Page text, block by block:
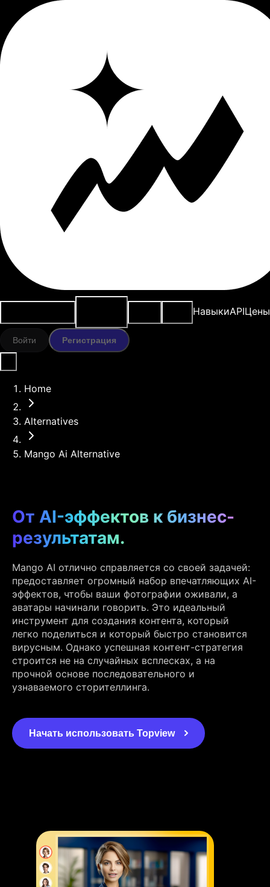
НавыкиAPIЦены
Войти Регистрация
Home
Alternatives
Mango Ai Alternative
От AI-эффектов к бизнес-
результатам.
Mango AI отлично справляется со своей задачей:
предоставляет огромный набор впечатляющих AI-
эффектов, чтобы ваши фотографии оживали, а
аватары начинали говорить. Это идеальный
инструмент для создания контента, который
легко поделиться и который быстро становится
вирусным. Однако успешная контент-стратегия
строится не на случайных всплесках, а на
прочной основе последовательного и
узнаваемого сторителлинга.
Начать использовать Topview